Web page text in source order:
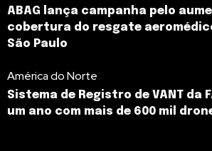
ABAG lança campanha pelo
cobertura do resgate
São Paulo
América do Norte
Sistema de Registro de VANT da
um ano com mais de 600 mil